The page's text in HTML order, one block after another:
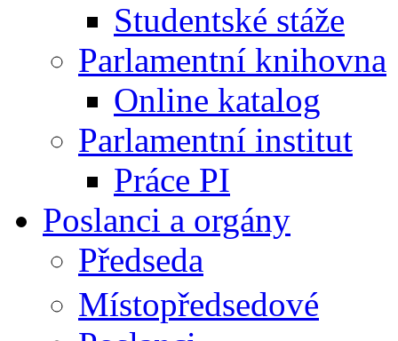
Studentské stáže
Parlamentní knihovna
Online katalog
Parlamentní institut
Práce PI
Poslanci a orgány
Předseda
Místopředsedové